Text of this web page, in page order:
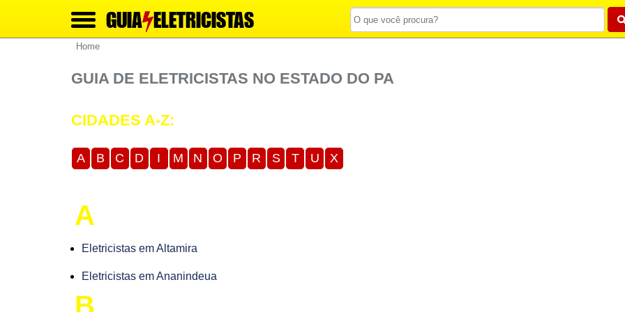
GUIA ELETRICISTAS
Home
GUIA DE ELETRICISTAS NO ESTADO DO PA
CIDADES A-Z:
A B C D I M N O P R S T U X
A
Eletricistas em Altamira
Eletricistas em Ananindeua
B